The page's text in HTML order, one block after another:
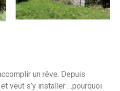
un rêve. Depuis
veut s’y installer …pourquoi